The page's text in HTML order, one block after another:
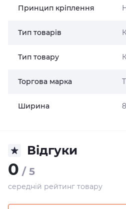
Принцип кріплення
Тип товарів
Тип товару
Торгова марка
Ширина
Відгуки
0 / 5
середній рейтинг товару